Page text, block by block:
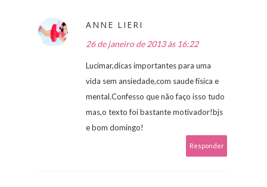
ANNE LIERI
26 de janeiro de 2013 às 16:22
Lucimar,dicas importantes para uma
vida sem ansiedade,com saude física e
mental.Confesso que não faço isso tudo
mas,o texto foi bastante motivador!bjs
e bom domingo!
Responder